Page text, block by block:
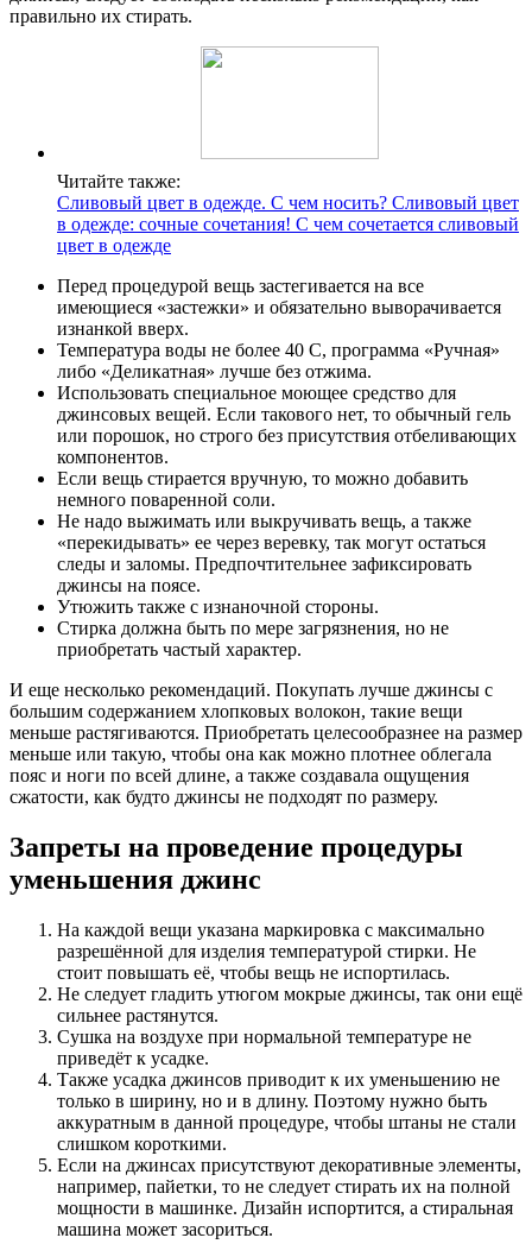
правильно их стирать.
Читайте также:
Сливовый цвет в одежде. С чем носить? Сливовый цвет
в одежде: сочные сочетания! С чем сочетается сливовый
цвет в одежде
Перед процедурой вещь застегивается на все
имеющиеся «застежки» и обязательно выворачивается
изнанкой вверх.
Температура воды не более 40 С, программа «Ручная»
либо «Деликатная» лучше без отжима.
Использовать специальное моющее средство для
джинсовых вещей. Если такового нет, то обычный гель
или порошок, но строго без присутствия отбеливающих
компонентов.
Если вещь стирается вручную, то можно добавить
немного поваренной соли.
Не надо выжимать или выкручивать вещь, а также
«перекидывать» ее через веревку, так могут остаться
следы и заломы. Предпочтительнее зафиксировать
джинсы на поясе.
Утюжить также с изнаночной стороны.
Стирка должна быть по мере загрязнения, но не
приобретать частый характер.
И еще несколько рекомендаций. Покупать лучше джинсы с
большим содержанием хлопковых волокон, такие вещи
меньше растягиваются. Приобретать целесообразнее на размер
меньше или такую, чтобы она как можно плотнее облегала
пояс и ноги по всей длине, а также создавала ощущения
сжатости, как будто джинсы не подходят по размеру.
Запреты на проведение процедуры
уменьшения джинс
На каждой вещи указана маркировка с максимально
разрешённой для изделия температурой стирки. Не
стоит повышать её, чтобы вещь не испортилась.
Не следует гладить утюгом мокрые джинсы, так они ещё
сильнее растянутся.
Сушка на воздухе при нормальной температуре не
приведёт к усадке.
Также усадка джинсов приводит к их уменьшению не
только в ширину, но и в длину. Поэтому нужно быть
аккуратным в данной процедуре, чтобы штаны не стали
слишком короткими.
Если на джинсах присутствуют декоративные элементы,
например, пайетки, то не следует стирать их на полной
мощности в машинке. Дизайн испортится, а стиральная
машина может засориться.